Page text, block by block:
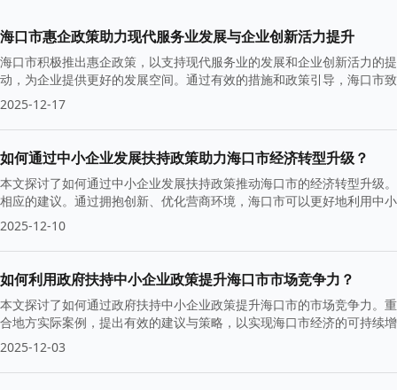
海口市惠企政策助力现代服务业发展与企业创新活力提升
海口市积极推出惠企政策，以支持现代服务业的发展和企业创新活力的
动，为企业提供更好的发展空间。通过有效的措施和政策引导，海口市
2025-12-17
如何通过中小企业发展扶持政策助力海口市经济转型升级？
本文探讨了如何通过中小企业发展扶持政策推动海口市的经济转型升级
相应的建议。通过拥抱创新、优化营商环境，海口市可以更好地利用中
2025-12-10
如何利用政府扶持中小企业政策提升海口市市场竞争力？
本文探讨了如何通过政府扶持中小企业政策提升海口市的市场竞争力。
合地方实际案例，提出有效的建议与策略，以实现海口市经济的可持续
2025-12-03